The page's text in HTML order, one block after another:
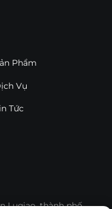
Phẩm
Vụ
Tức
Luqiao, thành phố